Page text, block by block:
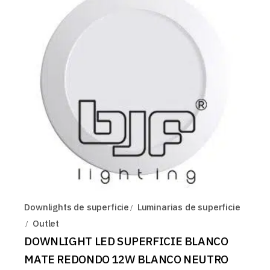
Downlights de superficie
Luminarias de superficie
Outlet
DOWNLIGHT LED SUPERFICIE BLANCO
MATE REDONDO 12W BLANCO NEUTRO